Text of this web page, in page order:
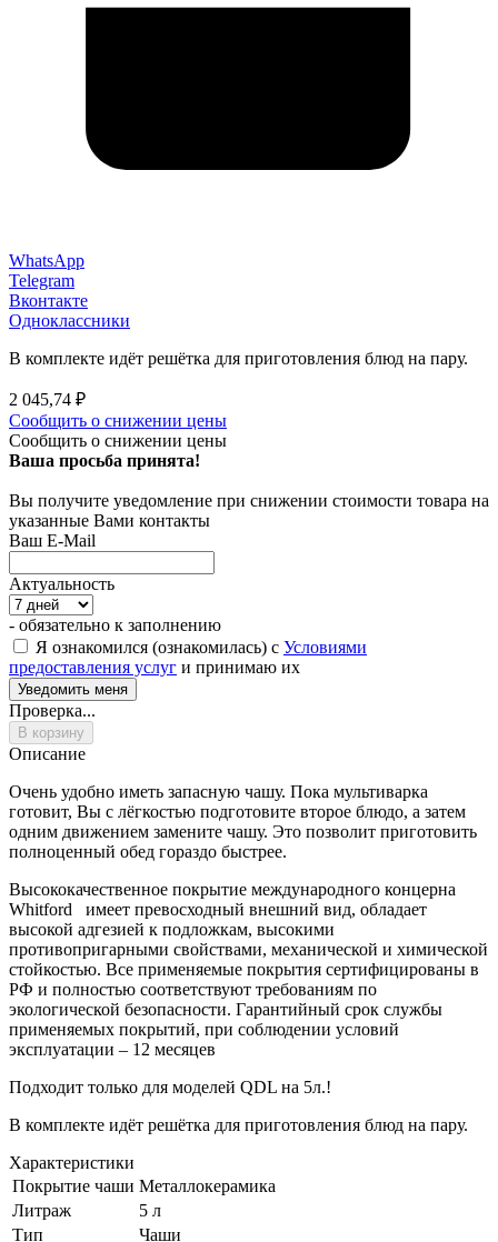
WhatsApp
Telegram
Вконтакте
Одноклассники
В комплекте идёт решётка для приготовления блюд на пару.
2 045,74 ₽
Сообщить о снижении цены
Сообщить о снижении цены
Ваша просьба принята!
Вы получите уведомление при снижении стоимости товара на
указанные Вами контакты
Ваш E-Mail
Актуальность
- обязательно к заполнению
Я ознакомился (ознакомилась) с Условиями
предоставления услуг и принимаю их
Проверка...
В корзину
Описание
Очень удобно иметь запасную чашу. Пока мультиварка
готовит, Вы с лёгкостью подготовите второе блюдо, а затем
одним движением замените чашу. Это позволит приготовить
полноценный обед гораздо быстрее.
Высококачественное покрытие международного концерна
Whitford имеет превосходный внешний вид, обладает
высокой адгезией к подложкам, высокими
противопригарными свойствами, механической и химической
стойкостью. Все применяемые покрытия сертифицированы в
РФ и полностью соответствуют требованиям по
экологической безопасности. Гарантийный срок службы
применяемых покрытий, при соблюдении условий
эксплуатации – 12 месяцев
Подходит только для моделей QDL на 5л.!
В комплекте идёт решётка для приготовления блюд на пару.
Характеристики
Покрытие чаши Металлокерамика
Литраж
5 л
Тип
Чаши